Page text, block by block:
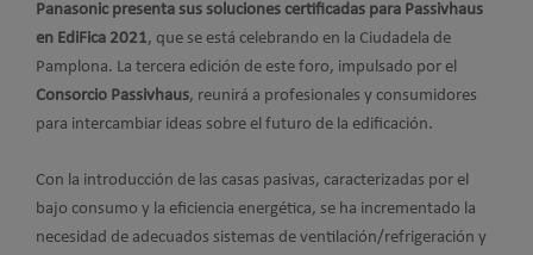
Panasonic presenta sus soluciones certificadas para Passivhaus
en EdiFica 2021, que se está celebrando en la Ciudadela de
Pamplona. La tercera edición de este foro, impulsado por el
Consorcio Passivhaus, reunirá a profesionales y consumidores
para intercambiar ideas sobre el futuro de la edificación.
Con la introducción de las casas pasivas, caracterizadas por el
bajo consumo y la eficiencia energética, se ha incrementado la
necesidad de adecuados sistemas de ventilación/refrigeración y